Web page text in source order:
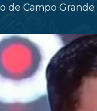
de Campo